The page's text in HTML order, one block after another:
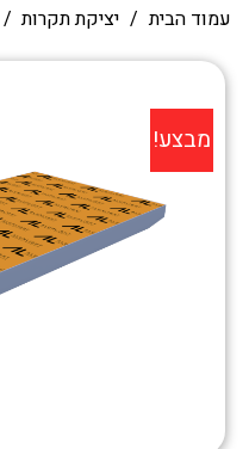
עמוד הבית / יציקת תקרות /
מבצע!